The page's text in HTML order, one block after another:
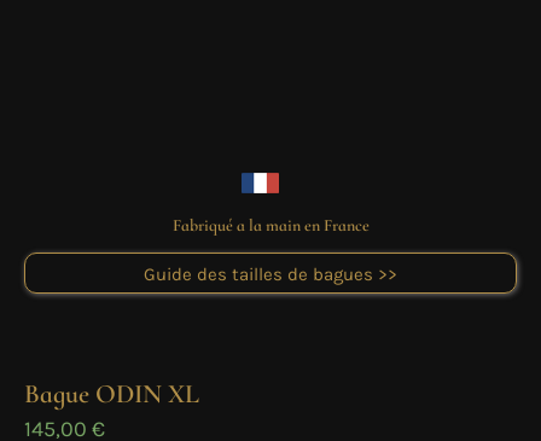
Fabriqué a la main en France
Guide des tailles de bagues >>
Bague ODIN XL
145,00 €